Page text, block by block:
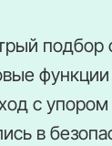
подбор
с
в